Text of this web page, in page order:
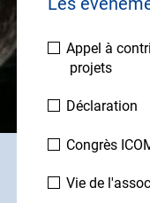
Appel à
projets
Déclaration
Congrès
Vie de